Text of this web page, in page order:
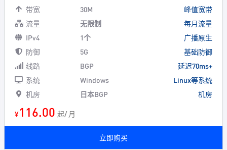
带宽
30M
峰值宽带
流量
无限制
每月流量
IPv4
1个
广播原生
防御
5G
基础防御
线路
BGP
延迟70ms+
系统
Windows
Linux等系统
机房
日本BGP 机房
¥116.00 起/ 月
立即购买